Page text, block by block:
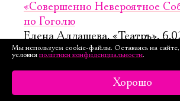
«Совершенно Невероятное
по Гоголю
Елена Алдашева, «Театръ»,
Екатерина Кострикова,
журнал», 10.2023
Мы используем cookie-файлы. Оставаясь на
условия политики конфиденциальности.
Хорошо